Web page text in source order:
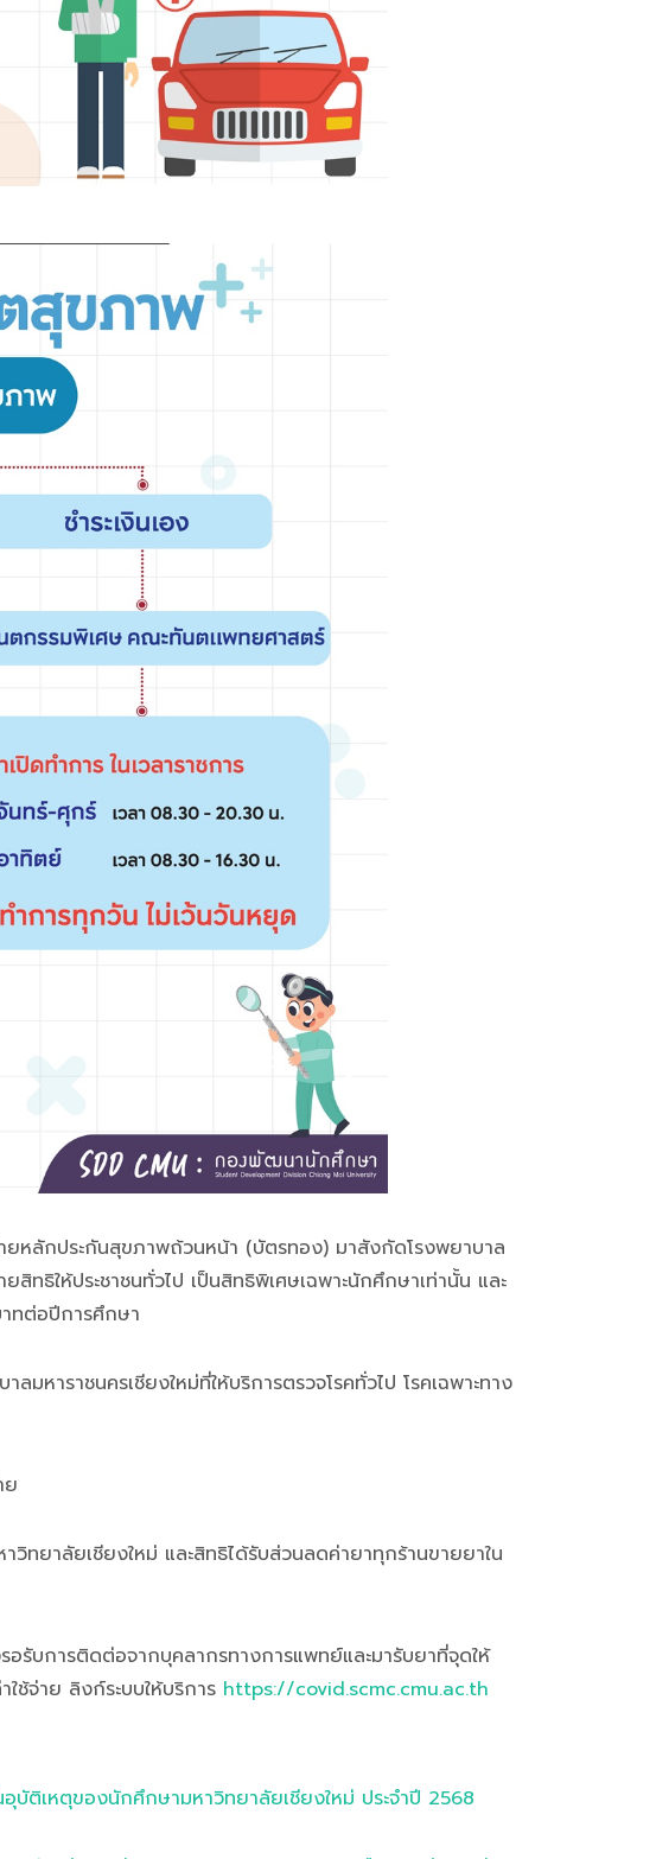
ยหลักประกันสุขภาพถ้วนหน้า (บัตรทอง) มาสังกัดโรงพยาบาล
ทธิให้ประชาชนทั่วไป เป็นสิทธิพิเศษเฉพาะนักศึกษาเท่านั้น และ
ทต่อปีการศึกษา
มหาราชนครเชียงใหม่ที่ให้บริการตรวจโรคทั่วไป โรคเฉพาะทาง
ย
ยาลัยเชียงใหม่ และสิทธิได้รับส่วนลดค่ายาทุกร้านขายยาใน
อรับการติดต่อจากบุคลากรทางการแพทย์และมารับยาที่จุดให้
ช้จ่าย ลิงก์ระบบให้บริการ https://covid.scmc.cmu.ac.th
บัติเหตุของนักศึกษามหาวิทยาลัยเชียงใหม่ ประจำปี 2568